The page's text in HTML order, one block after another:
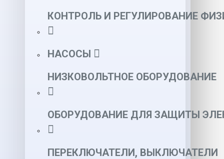
КОНТРОЛЬ И РЕГУЛИРОВАНИЕ
НАСОСЫ
НИЗКОВОЛЬТНОЕ ОБОРУДОВАНИЕ
ОБОРУДОВАНИЕ ДЛЯ ЗАЩИТЫ
ПЕРЕКЛЮЧАТЕЛИ, ВЫКЛЮЧАТЕЛИ